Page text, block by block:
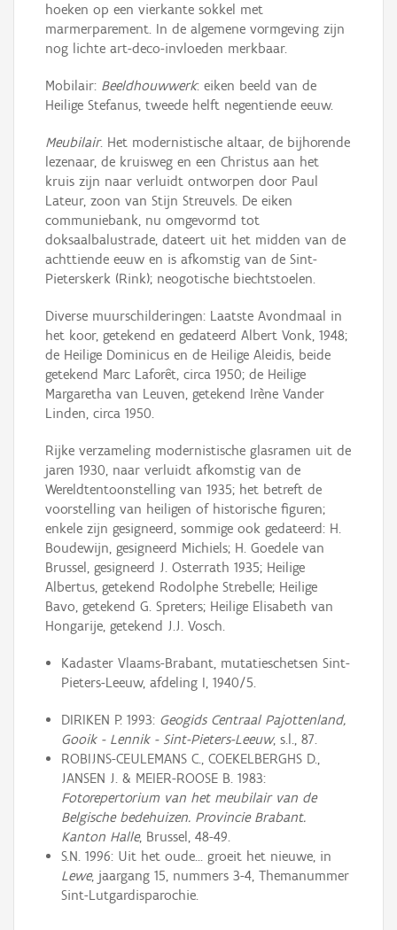
hoeken op een vierkante sokkel met
marmerparement. In de algemene vormgeving zijn
nog lichte art-deco-invloeden merkbaar.
Mobilair: Beeldhouwwerk: eiken beeld van de
Heilige Stefanus, tweede helft negentiende eeuw.
Meubilair. Het modernistische altaar, de bijhorende
lezenaar, de kruisweg en een Christus aan het
kruis zijn naar verluidt ontworpen door Paul
Lateur, zoon van Stijn Streuvels. De eiken
communiebank, nu omgevormd tot
doksaalbalustrade, dateert uit het midden van de
achttiende eeuw en is afkomstig van de Sint-
Pieterskerk (Rink); neogotische biechtstoelen.
Diverse muurschilderingen: Laatste Avondmaal in
het koor, getekend en gedateerd Albert Vonk, 1948;
de Heilige Dominicus en de Heilige Aleidis, beide
getekend Marc Laforêt, circa 1950; de Heilige
Margaretha van Leuven, getekend Irène Vander
Linden, circa 1950.
Rijke verzameling modernistische glasramen uit de
jaren 1930, naar verluidt afkomstig van de
Wereldtentoonstelling van 1935; het betreft de
voorstelling van heiligen of historische figuren;
enkele zijn gesigneerd, sommige ook gedateerd: H.
Boudewijn, gesigneerd Michiels; H. Goedele van
Brussel, gesigneerd J. Osterrath 1935; Heilige
Albertus, getekend Rodolphe Strebelle; Heilige
Bavo, getekend G. Spreters; Heilige Elisabeth van
Hongarije, getekend J.J. Vosch.
Kadaster Vlaams-Brabant, mutatieschetsen Sint-
Pieters-Leeuw, afdeling I, 1940/5.
DIRIKEN P. 1993: Geogids Centraal Pajottenland,
Gooik - Lennik - Sint-Pieters-Leeuw, s.l., 87.
ROBIJNS-CEULEMANS C., COEKELBERGHS D.,
JANSEN J. & MEIER-ROOSE B. 1983:
Fotorepertorium van het meubilair van de
Belgische bedehuizen. Provincie Brabant.
Kanton Halle, Brussel, 48-49.
S.N. 1996: Uit het oude... groeit het nieuwe, in
Lewe, jaargang 15, nummers 3-4, Themanummer
Sint-Lutgardisparochie.